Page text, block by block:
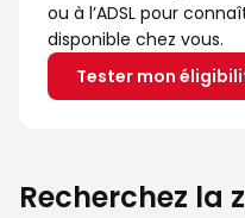
ou à l’ADSL pour
disponible chez vous.
Tester mon
Recherchez la